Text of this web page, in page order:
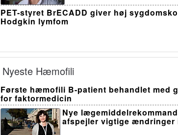
PET-styret BrECADD giver høj
Hodgkin lymfom
Nyeste Hæmofili
Første hæmofili B-patient behandlet med
for faktormedicin
Nye
afspejler vigtige ændringer